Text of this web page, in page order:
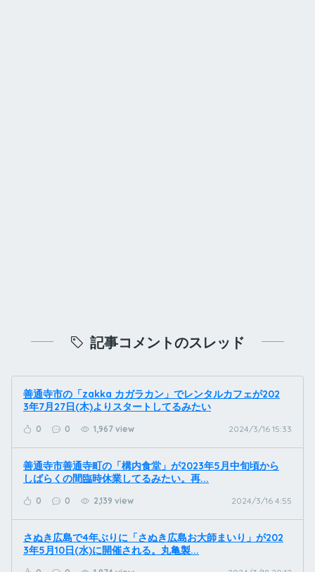
記事コメントのスレッド
善通寺市の「zakka カガラカン」でレンタルカフェが202
3年7月27日(木)よりスタートしてるみたい
0 0 1,967 view 2024/3/16 15:33
善通寺市善通寺町の「構内食堂」が2023年5月中旬頃から
しばらくの間臨時休業してるみたい。再...
0 0 2,139 view 2024/3/16 4:55
さぬき広島で4年ぶりに「さぬき広島お大師まいり」が202
3年5月10日(水)に開催される。丸亀製...